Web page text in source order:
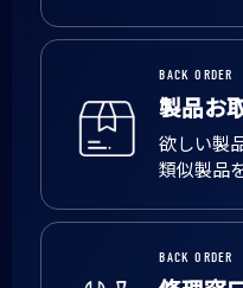
BACK ORDER
製品お
欲しい製
類似製品
BACK ORDER